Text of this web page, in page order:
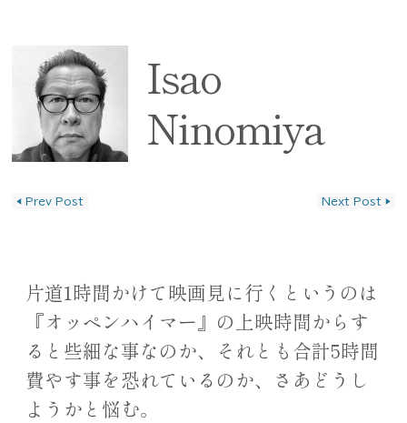
Isao
Ninomiya
◀ Prev Post Next Post ▶
片道1時間かけて映画見に行くというのは
『オッペンハイマー』の上映時間からす
ると些細な事なのか、それとも合計5時間
費やす事を恐れているのか、さあどうし
ようかと悩む。